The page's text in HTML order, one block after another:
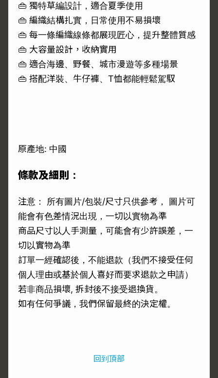
👜 獨特草編設計，適合夏季使用
👜 編織結構扎實，日常使用不易損壞
👜 每一條編織線條都展現匠心，提升整體質感
👜 大容量設計，收納實用
👜 適合海邊、野餐、城市漫遊等多種場景
👜 搭配洋裝、牛仔褲、T恤都能輕鬆駕馭
原產地: 中國
條款及細則：
注意： 所有圖片/包裝/尺寸只供參考， 圖片可
能會有色差情況出現，一切以實物為準
商品尺寸以人手測量，可能會有少許誤差，一
切以實物為準
訂單一經確認後，不能退款（我們不接受任何
個人理由或基於個人喜好而要求退款之申請）
若非商品損壞, 拆封後不接受退換貨。
如有任何爭議，我們保留最終的決定權。
回到頂部